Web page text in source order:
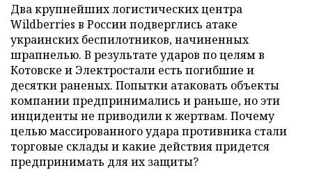
Два крупнейших логистических центра
Wildberries в России подверглись атаке
украинских беспилотников, начиненных
шрапнелью. В результате ударов по целям в
Котовске и Электростали есть погибшие и
десятки раненых. Попытки атаковать объекты
компании предпринимались и раньше, но эти
инциденты не приводили к жертвам. Почему
целью массированного удара противника стали
торговые склады и какие действия придется
предпринимать для их защиты?